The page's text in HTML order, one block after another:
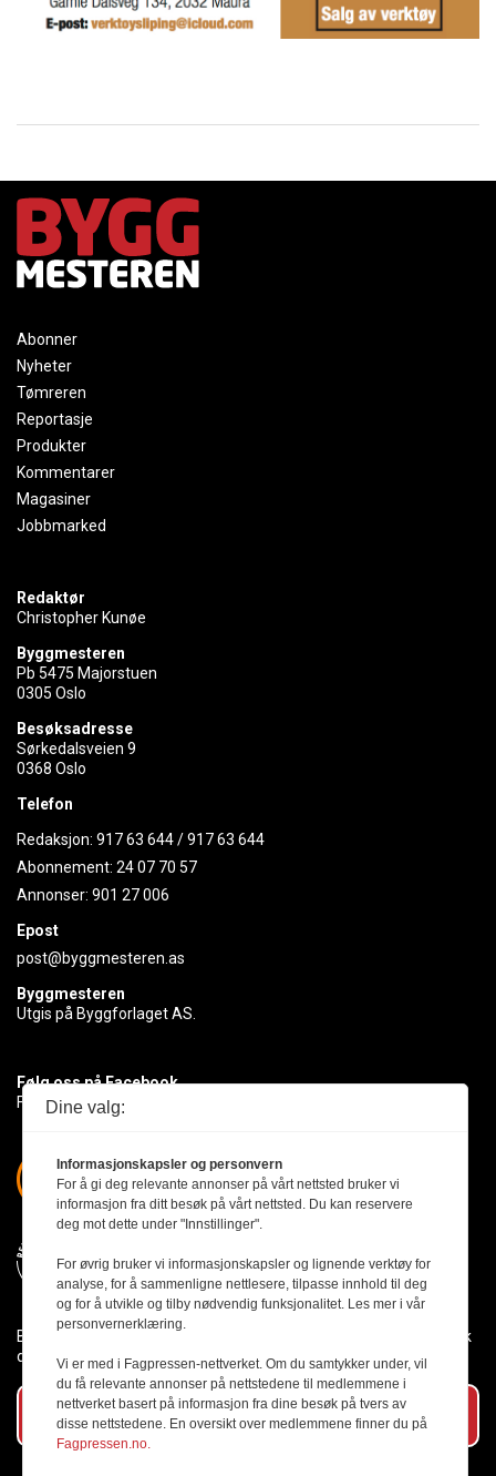
Abonner
Nyheter
Tømreren
Reportasje
Produkter
Kommentarer
Magasiner
Jobbmarked
Redaktør
Christopher Kunøe
Byggmesteren
Pb 5475 Majorstuen
0305 Oslo
Besøksadresse
Sørkedalsveien 9
0368 Oslo
Telefon
Redaksjon: 917 63 644/917 63 644
Abonnement: 24 07 70 57
Annonser: 901 27 006
Epost
post@byggmesteren.as
Byggmesteren
Utgis på Byggforlaget AS.
Følg oss på Facebook
Få med deg det siste innen byggebransjen
Byggmesteren følger Vær Varsom-plakaten og presseetikken slik
den er nedfelt i Redaktørplakaten.
Abonner på vårt nyhetsbrev
Dine valg:
Informasjonskapsler og personvern
For å gi deg relevante annonser på vårt nettsted bruker vi
informasjon fra ditt besøk på vårt nettsted. Du kan reservere
deg mot dette under "Innstillinger".
For øvrig bruker vi informasjonskapsler og lignende verktøy for
analyse, for å sammenligne nettlesere, tilpasse innhold til deg
og for å utvikle og tilby nødvendig funksjonalitet. Les mer i vår
personvernerklæring.
Vi er med i Fagpressen-nettverket. Om du samtykker under, vil
du få relevante annonser på nettstedene til medlemmene i
nettverket basert på informasjon fra dine besøk på tvers av
disse nettstedene. En oversikt over medlemmene finner du på
Fagpressen.no.